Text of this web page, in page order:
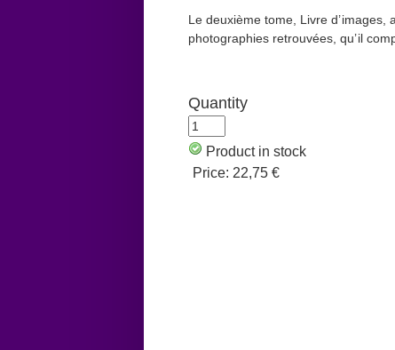
Le deuxième tome, Livre d’
photographies retrouvées, qu’ il
Quantity
Product in stock
Price: 22,75 €